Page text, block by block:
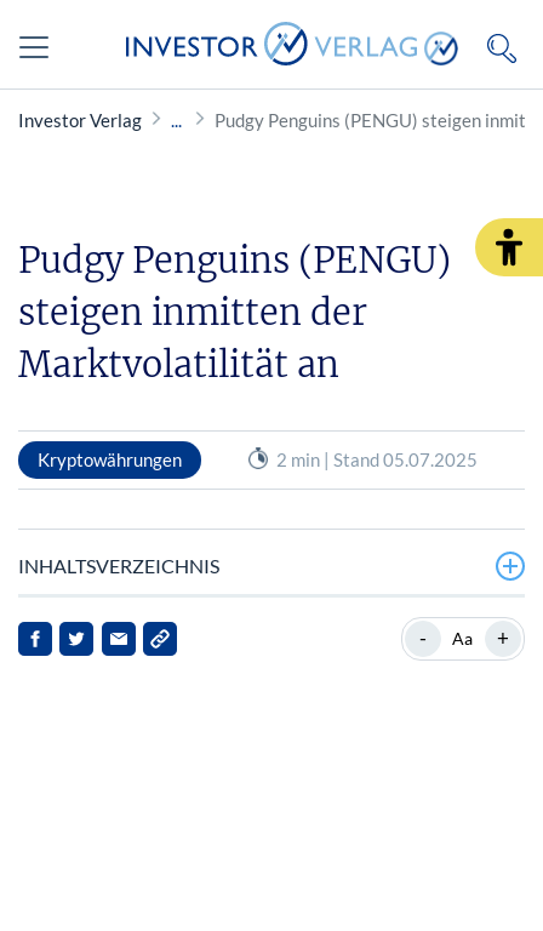
Investor Verlag Pudgy Penguins (PENGU) steigen
Pudgy Penguins (PENGU)
steigen inmitten der
Marktvolatilität an
Kryptowährungen 2 min | Stand 05.07.2025
INHALTSVERZEICHNIS
Pudgy Penguins steigt um 70% in dieser Woche
- Aa +